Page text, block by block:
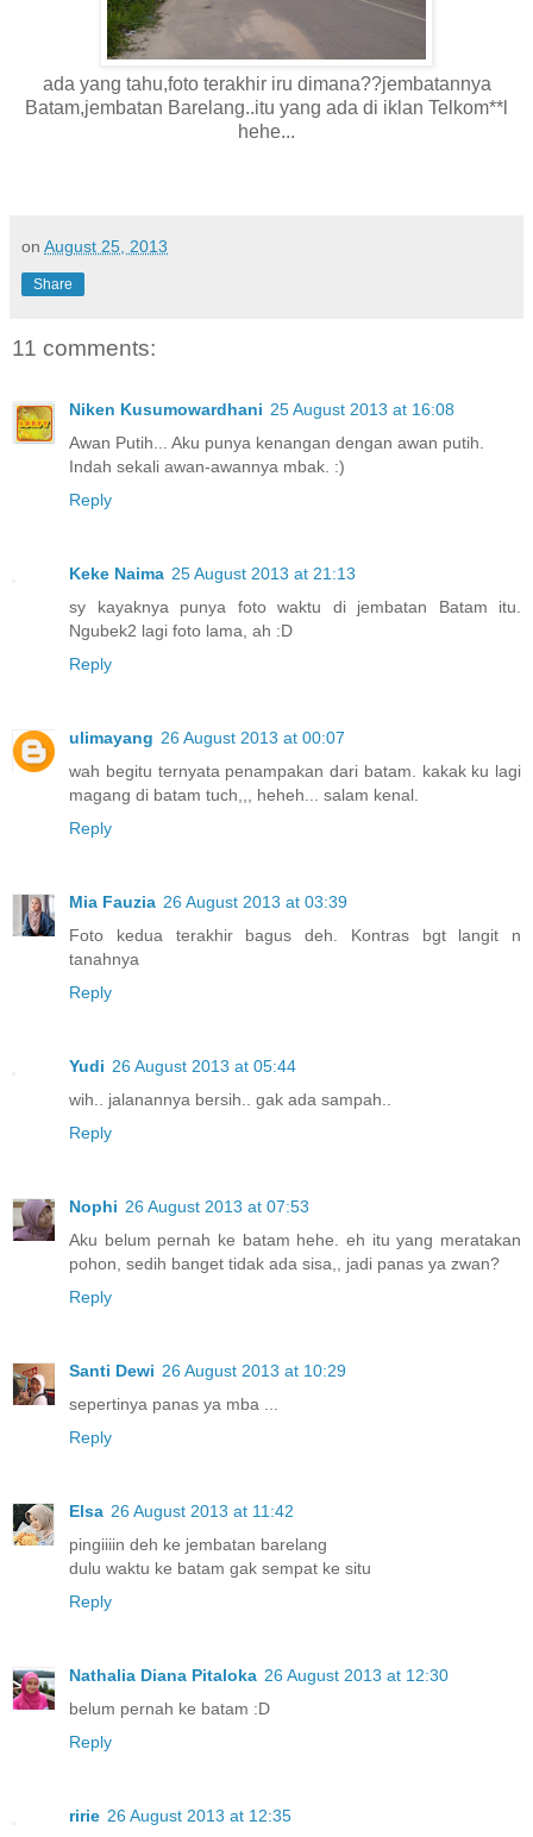
ada yang tahu,foto terakhir iru dimana??jembatannya
Batam,jembatan Barelang..itu yang ada di iklan Telkom**l
hehe...
on August 25, 2013
Share
11 comments:
Niken Kusumowardhani 25 August 2013 at 16:08
Awan Putih... Aku punya kenangan dengan awan putih.
Indah sekali awan-awannya mbak. :)
Reply
Keke Naima 25 August 2013 at 21:13
sy kayaknya punya foto waktu di jembatan Batam itu.
Ngubek2 lagi foto lama, ah :D
Reply
ulimayang 26 August 2013 at 00:07
wah begitu ternyata penampakan dari batam. kakak ku lagi
magang di batam tuch,,, heheh... salam kenal.
Reply
Mia Fauzia 26 August 2013 at 03:39
Foto kedua terakhir bagus deh. Kontras bgt langit n
tanahnya
Reply
Yudi 26 August 2013 at 05:44
wih.. jalanannya bersih.. gak ada sampah..
Reply
Nophi 26 August 2013 at 07:53
Aku belum pernah ke batam hehe. eh itu yang meratakan
pohon, sedih banget tidak ada sisa,, jadi panas ya zwan?
Reply
Santi Dewi 26 August 2013 at 10:29
sepertinya panas ya mba ...
Reply
Elsa 26 August 2013 at 11:42
pingiiiin deh ke jembatan barelang
dulu waktu ke batam gak sempat ke situ
Reply
Nathalia Diana Pitaloka 26 August 2013 at 12:30
belum pernah ke batam :D
Reply
ririe 26 August 2013 at 12:35